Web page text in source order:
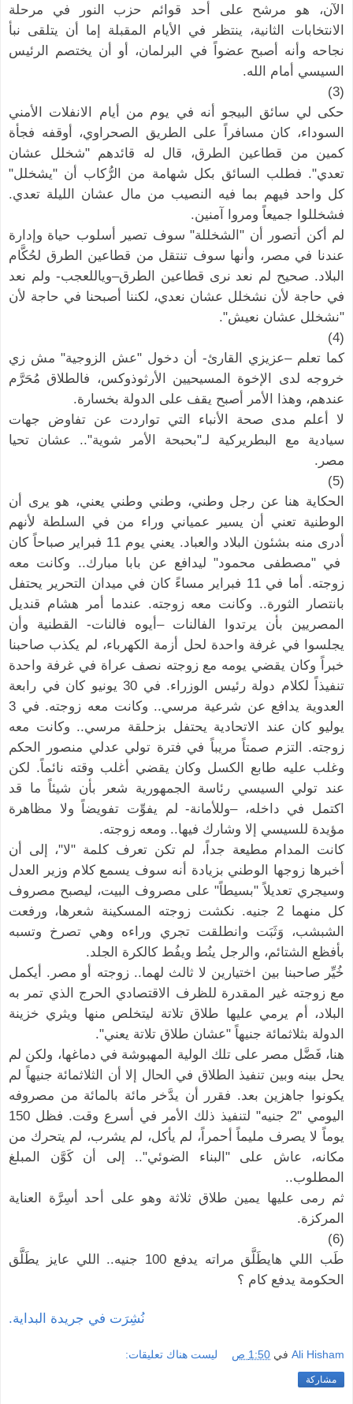
الآن، هو مرشح على أحد قوائم حزب النور في مرحلة
الانتخابات الثانية، ينتظر في الأيام المقبلة إما أن يتلقى نبأ
نجاحه وأنه أصبح عضواً في البرلمان، أو أن يختصم الرئيس
السيسي أمام الله.
(3)
حكى لي سائق البيجو أنه في يوم من أيام الانفلات الأمني
السوداء، كان مسافراً على الطريق الصحراوي، أوقفه فجأة
كمين من قطاعين الطرق، قال له قائدهم "شخلل عشان
تعدي". فطلب السائق بكل شهامة من الرُّكاب أن "يشخلل"
كل واحد فيهم بما فيه النصيب من مال عشان الليلة تعدي.
فشخللوا جميعاً ومروا آمنين.
لم أكن أتصور أن "الشخللة" سوف تصير أسلوب حياة وإدارة
عندنا في مصر، وأنها سوف تنتقل من قطاعين الطرق لحُكَّام
البلاد. صحيح لم نعد نرى قطاعين الطرق–وياللعجب- ولم نعد
في حاجة لأن نشخلل عشان نعدي، لكننا أصبحنا في حاجة لأن
"نشخلل عشان نعيش".
(4)
كما تعلم –عزيزي القارئ- أن دخول "عش الزوجية" مش زي
خروجه لدى الإخوة المسيحيين الأرثوذوكس، فالطلاق مُحَرَّم
عندهم، وهذا الأمر أصبح يقف على الدولة بخسارة.
لا أعلم مدى صحة الأنباء التي تواردت عن تفاوض جهات
سيادية مع البطريركية لـ"بحبحة الأمر شوية".. عشان تحيا
مصر.
(5)
الحكاية هنا عن رجل وطني، وطني وطني يعني، هو يرى أن
الوطنية تعني أن يسير عمياني وراء من في السلطة لأنهم
أدرى منه بشئون البلاد والعباد. يعني يوم 11 فبراير صباحاً كان
في "مصطفى محمود" ليدافع عن بابا مبارك.. وكانت معه
زوجته. أما في 11 فبراير مساءً كان في ميدان التحرير يحتفل
بانتصار الثورة.. وكانت معه زوجته. عندما أمر هشام قنديل
المصريين بأن يرتدوا الفالنات –أيوه فالنات- القطنية وأن
يجلسوا في غرفة واحدة لحل أزمة الكهرباء، لم يكذب صاحبنا
خبراً وكان يقضي يومه مع زوجته نصف عراة في غرفة واحدة
تنفيذاً لكلام دولة رئيس الوزراء. في 30 يونيو كان في رابعة
العدوية يدافع عن شرعية مرسي.. وكانت معه زوجته. في 3
يوليو كان عند الاتحادية يحتفل بزحلقة مرسي.. وكانت معه
زوجته. التزم صمتاً مريباً في فترة تولي عدلي منصور الحكم
وغلب عليه طابع الكسل وكان يقضي أغلب وقته نائماً. لكن
عند تولي السيسي رئاسة الجمهورية شعر بأن شيئاً ما قد
اكتمل في داخله، –وللأمانة- لم يفوِّت تفويضاً ولا مظاهرة
مؤيدة للسيسي إلا وشارك فيها.. ومعه زوجته.
كانت المدام مطيعة جداً، لم تكن تعرف كلمة "لا"، إلى أن
أخبرها زوجها الوطني بزيادة أنه سوف يسمع كلام وزير العدل
وسيجري تعديلاً "بسيطاً" على مصروف البيت، ليصبح مصروف
كل منهما 2 جنيه. نكشت زوجته المسكينة شعرها، ورفعت
الشبشب، وَثَبَت وانطلقت تجري وراءه وهي تصرخ وتسبه
بأفظع الشتائم، والرجل ينُط ويفُط كالكرة الجلد.
خُيِّر صاحبنا بين اختيارين لا ثالث لهما.. زوجته أو مصر. أيكمل
مع زوجته غير المقدرة للظرف الاقتصادي الحرج الذي تمر به
البلاد، أم يرمي عليها طلاق تلاتة ليتخلص منها ويثري خزينة
الدولة بثلاثمائة جنيهاً "عشان طلاق تلاتة يعني".
هنا، فَضَّل مصر على تلك الولية المهبوشة في دماغها، ولكن لم
يحل بينه وبين تنفيذ الطلاق في الحال إلا أن الثلاثمائة جنيهاً لم
يكونوا جاهزين بعد. فقرر أن يدَّخر مائة بالمائة من مصروفه
اليومي "2 جنيه" لتنفيذ ذلك الأمر في أسرع وقت. فظل 150
يوماً لا يصرف مليماً أحمراً، لم يأكل، لم يشرب، لم يتحرك من
مكانه، عاش على "البناء الضوئي".. إلى أن كَوَّن المبلغ
المطلوب..
ثم رمى عليها يمين طلاق ثلاثة وهو على أحد أسِرَّة العناية
المركزة.
(6)
طَب اللي هايطَلَّق مراته يدفع 100 جنيه.. اللي عايز يطَلَّق
الحكومة يدفع كام ؟
نُشِرَت في جريدة البداية.
Ali Hisham في 1:50 ص ليست هناك تعليقات:
مشاركة